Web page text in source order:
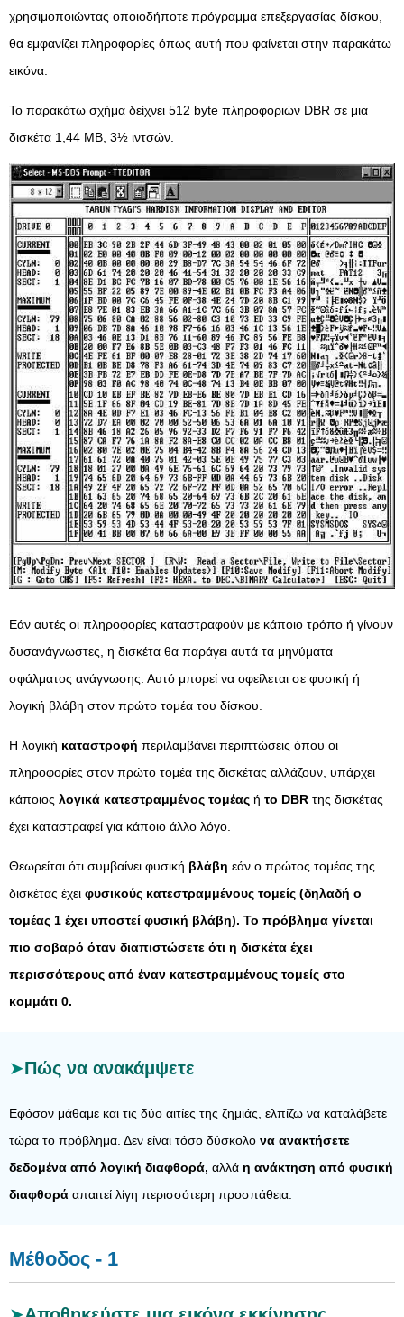
χρησιμοποιώντας οποιοδήποτε πρόγραμμα επεξεργασίας δίσκου,
θα εμφανίζει πληροφορίες όπως αυτή που φαίνεται στην παρακάτω
εικόνα.
Το παρακάτω σχήμα δείχνει 512 byte πληροφοριών DBR σε μια
δισκέτα 1,44 MB, 3½ ιντσών.
Εάν αυτές οι πληροφορίες καταστραφούν με κάποιο τρόπο ή γίνουν
δυσανάγνωστες, η δισκέτα θα παράγει αυτά τα μηνύματα
σφάλματος ανάγνωσης. Αυτό μπορεί να οφείλεται σε φυσική ή
λογική βλάβη στον πρώτο τομέα του δίσκου.
Η λογική καταστροφή περιλαμβάνει περιπτώσεις όπου οι
πληροφορίες στον πρώτο τομέα της δισκέτας αλλάζουν, υπάρχει
κάποιος λογικά κατεστραμμένος τομέας ή το DBR της δισκέτας
έχει καταστραφεί για κάποιο άλλο λόγο.
Θεωρείται ότι συμβαίνει φυσική βλάβη εάν ο πρώτος τομέας της
δισκέτας έχει φυσικούς κατεστραμμένους τομείς (δηλαδή ο
τομέας 1 έχει υποστεί φυσική βλάβη). Το πρόβλημα γίνεται
πιο σοβαρό όταν διαπιστώσετε ότι η δισκέτα έχει
περισσότερους από έναν κατεστραμμένους τομείς στο
κομμάτι 0.
Πώς να ανακάμψετε
Εφόσον μάθαμε και τις δύο αιτίες της ζημιάς, ελπίζω να καταλάβετε
τώρα το πρόβλημα. Δεν είναι τόσο δύσκολο να ανακτήσετε
δεδομένα από λογική διαφθορά, αλλά η ανάκτηση από φυσική
διαφθορά απαιτεί λίγη περισσότερη προσπάθεια.
Μέθοδος - 1